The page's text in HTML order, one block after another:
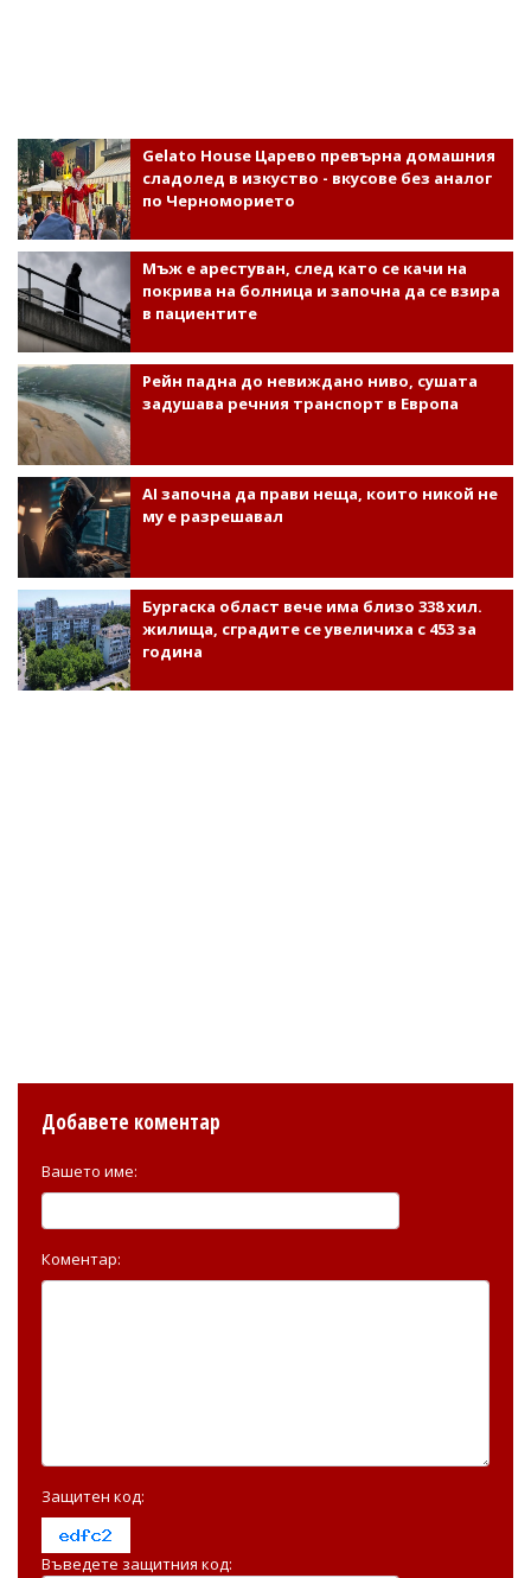
Gelato House Царево превърна домашния
сладолед в изкуство - вкусове без аналог
по Черноморието
Мъж е арестуван, след като се качи на
покрива на болница и започна да се взира
в пациентите
Рейн падна до невиждано ниво, сушата
задушава речния транспорт в Европа
AI започна да прави неща, които никой не
му е разрешавал
Бургаска област вече има близо 338 хил.
жилища, сградите се увеличиха с 453 за
година
Добавете коментар
Вашето име:
Коментар:
Защитен код:
Въведете защитния код: